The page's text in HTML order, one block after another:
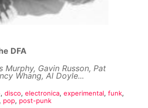
DFA
Murphy, Gavin Russon, Pat
Whang, Al Doyle...
, disco, electronica, experimental, funk,
pop, post-punk